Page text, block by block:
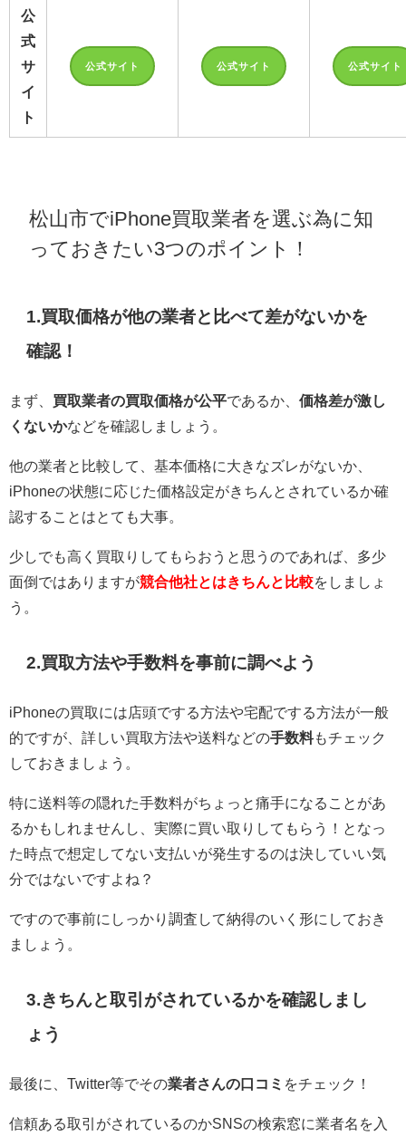
公
式
サ
イ
ト
公式サイト 公式サイト 公式サイト
松山市でiPhone買取業者を選ぶ為に知
っておきたい3つのポイント！
1.買取価格が他の業者と比べて差がないかを
確認！
まず、 買取業者の買取価格が公平であるか、 価格差が激し
くないかなどを確認しましょう。
他の業者と比較して、基本価格に大きなズレがないか、
iPhoneの状態に応じた価格設定がきちんとされているか確
認することはとても大事。
少しでも高く買取りしてもらおうと思うのであれば、多少
面倒ではありますが競合他社とはきちんと比較をしましょ
う。
2.買取方法や手数料を事前に調べよう
iPhoneの買取には店頭でする方法や宅配でする方法が一般
的ですが、詳しい買取方法や送料などの手数料もチェック
しておきましょう。
特に送料等の隠れた手数料がちょっと痛手になることがあ
るかもしれませんし、実際に買い取りしてもらう！となっ
た時点で想定してない支払いが発生するのは決していい気
分ではないですよね？
ですので事前にしっかり調査して納得のいく形にしておき
ましょう。
3.きちんと取引がされているかを確認しまし
ょう
最後に、Twitter等でその業者さんの口コミ をチェック！
信頼ある取引がされているのかSNSの検索窓に業者名を入